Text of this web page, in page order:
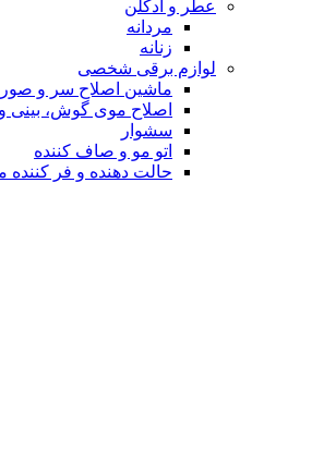
عطر و ادکلن
مردانه
زنانه
لوازم برقی شخصی
ماشین اصلاح سر و
اصلاح موی گوش، بینی و
سشوار
اتو مو و صاف کننده
حالت دهنده و فر کننده